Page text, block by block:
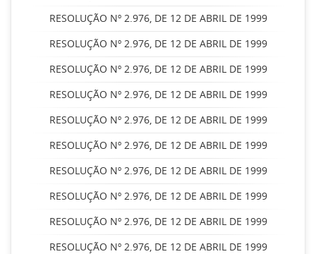
RESOLUÇÃO Nº 2.976, DE 12 DE ABRIL DE 1999
RESOLUÇÃO Nº 2.976, DE 12 DE ABRIL DE 1999
RESOLUÇÃO Nº 2.976, DE 12 DE ABRIL DE 1999
RESOLUÇÃO Nº 2.976, DE 12 DE ABRIL DE 1999
RESOLUÇÃO Nº 2.976, DE 12 DE ABRIL DE 1999
RESOLUÇÃO Nº 2.976, DE 12 DE ABRIL DE 1999
RESOLUÇÃO Nº 2.976, DE 12 DE ABRIL DE 1999
RESOLUÇÃO Nº 2.976, DE 12 DE ABRIL DE 1999
RESOLUÇÃO Nº 2.976, DE 12 DE ABRIL DE 1999
RESOLUÇÃO Nº 2.976, DE 12 DE ABRIL DE 1999